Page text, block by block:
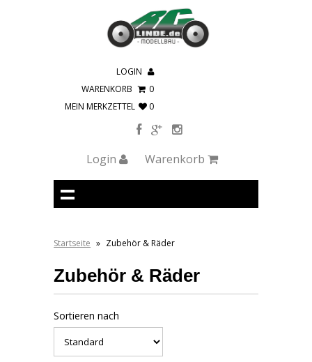
LOGIN
WARENKORB
0
MEIN MERKZETTEL
0
Login Warenkorb
Startseite » Zubehör & Räder
Zubehör & Räder
Sortieren nach